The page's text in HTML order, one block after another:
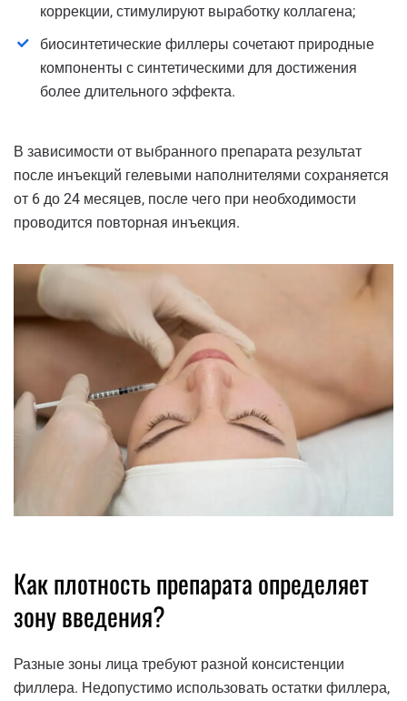
коррекции, стимулируют выработку коллагена;
биосинтетические филлеры сочетают природные
компоненты с синтетическими для достижения
более длительного эффекта.
В зависимости от выбранного препарата результат
после инъекций гелевыми наполнителями сохраняется
от 6 до 24 месяцев, после чего при необходимости
проводится повторная инъекция.
Как плотность препарата определяет
зону введения?
Разные зоны лица требуют разной консистенции
филлера. Недопустимо использовать остатки филлера,